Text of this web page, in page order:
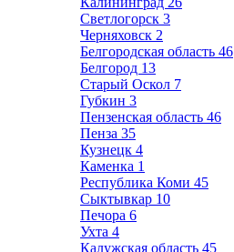
Светлогорск 3
Черняховск 2
Белгородская область 46
Белгород 13
Старый Оскол 7
Губкин 3
Пензенская область 46
Пенза 35
Кузнецк 4
Каменка 1
Республика Коми 45
Сыктывкар 10
Печора 6
Ухта 4
Калужская область 45